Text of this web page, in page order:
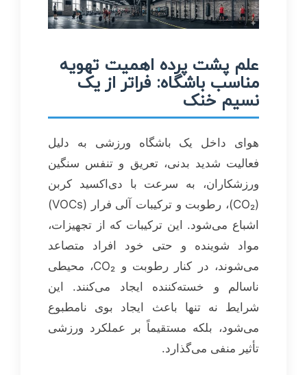
علم پشت پرده اهمیت تهویه
مناسب باشگاه: فراتر از یک
نسیم خنک
هوای داخل یک باشگاه ورزشی به دلیل
فعالیت شدید بدنی، تعریق و تنفس سنگین
ورزشکاران، به سرعت با دی‌اکسید کربن
(CO₂)، رطوبت و ترکیبات آلی فرار (VOCs)
اشباع می‌شود. این ترکیبات که از تجهیزات،
مواد شوینده و حتی خود افراد متصاعد
می‌شوند، در کنار رطوبت و CO₂، محیطی
ناسالم و خسته‌کننده ایجاد می‌کنند. این
شرایط نه تنها باعث ایجاد بوی نامطبوع
می‌شود، بلکه مستقیماً بر عملکرد ورزشی
تأثیر منفی می‌گذارد.